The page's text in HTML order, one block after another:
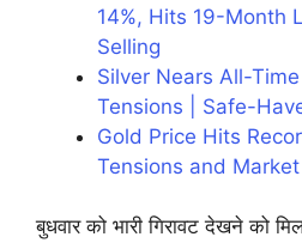
14%, Hits 19-Month
Selling
Silver Nears All-
Tensions | Safe-
Gold Price Hits
Tensions and
बुधवार को भारी गिरावट देखने को